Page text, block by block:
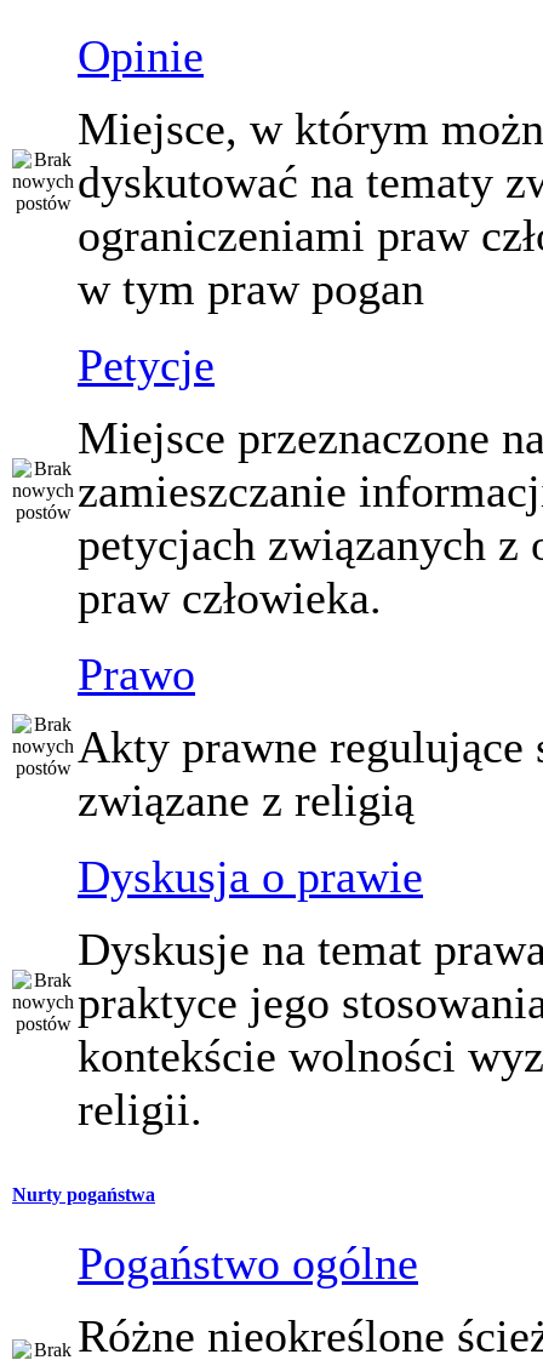
Opinie
Miejsce, w którym
dyskutować na tematy
ograniczeniami praw
w tym praw pogan
Petycje
Miejsce przeznaczone
zamieszczanie
petycjach związanych z
praw człowieka.
Prawo
Akty prawne regulujące
związane z religią
Dyskusja o prawie
Dyskusje na temat
praktyce jego
kontekście wolności
religii.
Nurty pogaństwa
Pogaństwo ogólne
Różne nieokreślone